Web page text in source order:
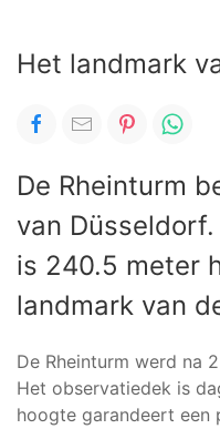
Het landmark
De Rheinturm
van
is 240.5 meter
landmark van
De Rheinturm werd na
Het observatiedek is
hoogte garandeert